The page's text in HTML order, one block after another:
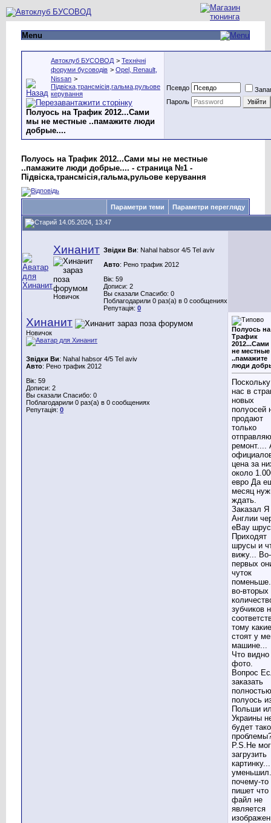
Menu
Автоклуб БУСОВОД > Технічні
форуми бусоводів > Opel, Renault,
Nissan >
Підвіска,трансмісія,гальма,рульове
керування
Полуось на Трафик 2012...Сами
мы не местные ..памажите люди
добрые....
Псевдо
Пароль
Полуось на Трафик 2012...Сами мы не местные
..памажите люди добрые.... - страница №1 -
Підвіска,трансмісія,гальма,рульове керування
Параметри теми Параметри перегляду
14.05.2024, 13:47
Хинанит
Новичок
Звідки Ви: Nahal habsor 4/5 Tel aviv
Авто: Рено трафик 2012
Вік: 59
Дописи: 2
Вы сказали Спасибо: 0
Поблагодарили 0 раз(а) в 0 сообщениях
Репутація: 0
Хинанит
Новичок
Звідки Ви: Nahal habsor 4/5 Tel aviv
Авто: Рено трафик 2012
Вік: 59
Дописи: 2
Вы сказали Спасибо: 0
Поблагодарили 0 раз(а) в 0 сообщениях
Репутація: 0
Полуось на
Трафик
не местные
..памажите
люди
нас в
новых
полуосей
продают
только
ремонт....
цена за
около
евро Да
месяц
ждать.
Заказал Я
Англии
eBay
Приходят
шрусы и
вижу... Во-
первых
чуток
во-вторых
зубчиков
тому какие
стоят у
машине...
Что видно
фото.
Вопрос
заказать
полностью
полуось
Польши
Украины
будет
P.S.Не
загрузить
почему-то
пишет что
файл не
является